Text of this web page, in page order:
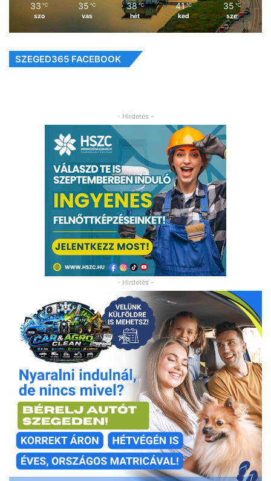
33 ℃
szo
35 ℃
vas
38 ℃
hét
41 ℃
ked
35 ℃
sze
SZEGED365 FACEBOOK
- Hirdetés -
- Hirdetés -